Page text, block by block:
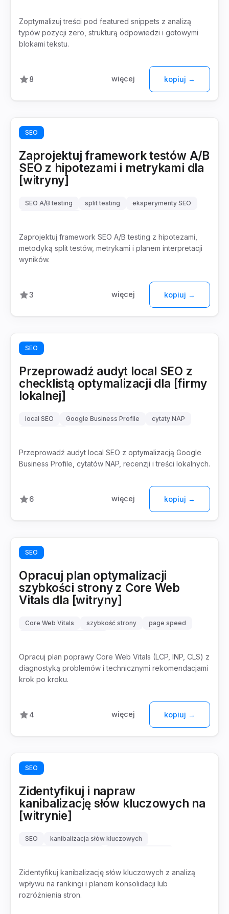
Zoptymalizuj treści pod featured snippets z analizą
typów pozycji zero, strukturą odpowiedzi i gotowymi
blokami tekstu.
8 więcej kopiuj →
SEO
Zaprojektuj framework testów A/B
SEO z hipotezami i metrykami dla
[witryny]
SEO A/B testing split testing
eksperymenty SEO
Zaprojektuj framework SEO A/B testing z hipotezami,
metodyką split testów, metrykami i planem interpretacji
wyników.
3 więcej kopiuj →
SEO
Przeprowadź audyt local SEO z
checklistą optymalizacji dla [firmy
lokalnej]
local SEO Google Business Profile
cytaty NAP
Przeprowadź audyt local SEO z optymalizacją Google
Business Profile, cytatów NAP, recenzji i treści lokalnych.
6 więcej kopiuj →
SEO
Opracuj plan optymalizacji
szybkości strony z Core Web
Vitals dla [witryny]
Core Web Vitals szybkość strony
page speed
Opracuj plan poprawy Core Web Vitals (LCP, INP, CLS) z
diagnostyką problemów i technicznymi rekomendacjami
krok po kroku.
4 więcej kopiuj →
SEO
Zidentyfikuj i napraw
kanibalizację słów kluczowych na
[witrynie]
SEO
kanibalizacja słów kluczowych
Zidentyfikuj kanibalizację słów kluczowych z analizą
wpływu na rankingi i planem konsolidacji lub
rozróżnienia stron.